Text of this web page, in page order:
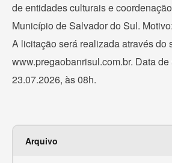
de entidades culturais e
Município de Salvador do Sul.
A licitação será realizada através do
www.pregaobanrisul.com.br. Data de
23.07.2026, às 08h.
Arquivo